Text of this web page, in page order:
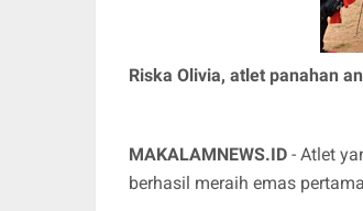
Riska Olivia, atlet panahan
MAKALAMNEWS.ID - Atlet
berhasil meraih emas